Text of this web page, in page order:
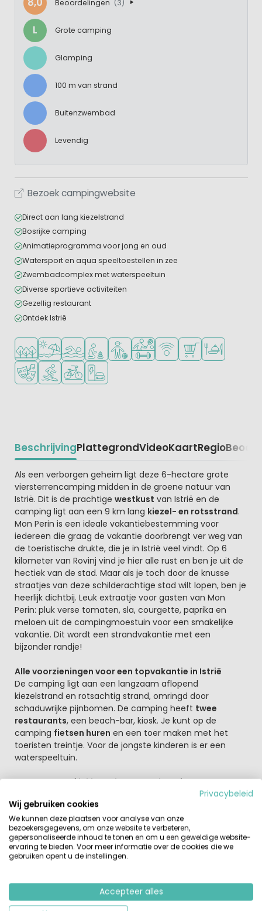
Beoordelingen (3)
L Grote camping
Glamping
100 m van strand
Buitenzwembad
Levendig
Bezoek campingwebsite
Direct aan lang kiezelstrand
Bosrijke camping
Animatieprogramma voor jong en oud
Watersport en aqua speeltoestellen in zee
Zwembadcomplex met waterspeeltuin
Diverse sportieve activiteiten
Gezellig restaurant
Ontdek Istrië
Ligt in een bosrijke omgeving
Ligt bij strand en zee
Openlucht zwembad
Aanbevolen voor jonge kinderen
Aanbevolen voor tieners
Veel mogelijkheden om te
WiFi beschikbaar
Campingwinkel/
Restaurant of
Animatieprogramma
Watersportfaciliteiten
FietsverhuurLaadpaal elektrische auto
BeschrijvingPlattegrondVideoKaartRegio
Beschrijving
Als een verborgen geheim ligt deze 6-hectare grote
viersterrencamping midden in de groene natuur van
Istrië. Dit is de prachtige westkust van Istrië en de
camping ligt aan een 9 km lang kiezel- en rotsstrand.
Mon Perin is een ideale vakantiebestemming voor
iedereen die graag de vakantie doorbrengt ver weg van
de toeristische drukte, die je in Istrië veel vindt. Op 6
kilometer van Rovinj vind je hier alle rust en ben je uit de
hectiek van de stad. Maar als je toch door de knusse
straatjes van deze schilderachtige stad wilt lopen, ben je
heerlijk dichtbij. Leuk extraatje voor gasten van Mon
Perin: pluk verse tomaten, sla, courgette, paprika en
meloen uit de campingmoestuin voor een smakelijke
vakantie. Dit wordt een strandvakantie met een
bijzonder randje!
Alle voorzieningen voor een topvakantie in Istrië
De camping ligt aan een langzaam aflopend
kiezelstrand en rotsachtig strand, omringd door
schaduwrijke pijnbomen. De camping heeft twee
restaurants, een beach-bar, kiosk. Je kunt op de
camping fietsen huren en een toer maken met het
toeristen treintje. Voor de jongste kinderen is er een
waterspeeltuin.
Watersport of lekker relaxen aan het nieuwe
Er is hier ook een prachtig nieuw zwembadcomplex,
bestaande uit 3 zwembaden. Hiervan is er een zwembad
geschikt voor volwassenen, een kinderbad en een
relaxbad. De jongste bezoekers kunnen heerlijk spelen en
spetteren in de waterspeeltuin. Verder kunnen de ouders
prachtige kust diverse watersporten beoefenen, duiken
Privacybeleid
Wij gebruiken cookies
We kunnen deze plaatsen voor analyse van onze
bezoekersgegevens, om onze website te verbeteren,
gepersonaliseerde inhoud te tonen en om u een geweldige website-
ervaring te bieden. Voor meer informatie over de cookies die we
gebruiken opent u de instellingen.
Accepteer alles